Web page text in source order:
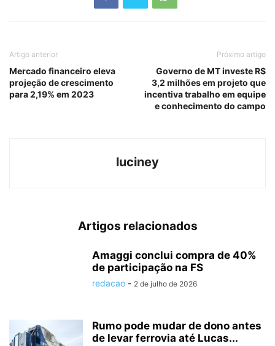
Artigo anterior
Mercado financeiro eleva
projeção de crescimento
para 2,19% em 2023
Próximo artigo
Governo de MT investe R$
3,2 milhões em projeto que
incentiva trabalho em equipe
e conhecimento do campo
luciney
Artigos relacionados
Amaggi conclui compra de 40%
de participação na FS
redacao - 2 de julho de 2026
Rumo pode mudar de dono antes
de levar ferrovia até Lucas...